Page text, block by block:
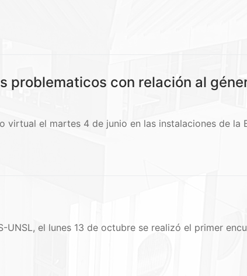
problematicos con relación al
virtual el martes 4 de junio en las instalaciones de la
el lunes 13 de octubre se realizó el primer